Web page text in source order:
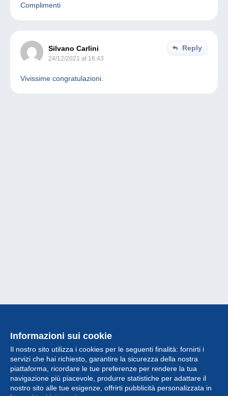
Complimenti
Silvano Carlini
24/12/2021 at 16:43
Reply
Vivissime congratulazioni.
Informazioni sui cookie
Il nostro sito utilizza i cookies per le seguenti finalità: fornirti i
servizi che hai richiesto, garantire la sicurezza della nostra
piattaforma, ricordare le tue preferenze per rendere la tua
navigazione più piacevole, produrre statistiche per adattare il
nostro sito alle tue esigenze, offrirti pubblicità personalizzata in
Collezione